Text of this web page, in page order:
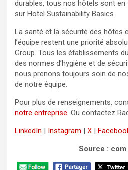
durables, tous nos hôtels sont en
sur Hotel Sustainability Basics.
La santé et la sécurité des hôtes
l’équipe restent une priorité
Group. Tous les établissements
des normes d’hygiène et de
nous prenons toujours soin de
de notre équipe.
Pour plus de renseignements,
notre entreprise. Ou contactez
LinkedIn | Instagram | X |
Source : com